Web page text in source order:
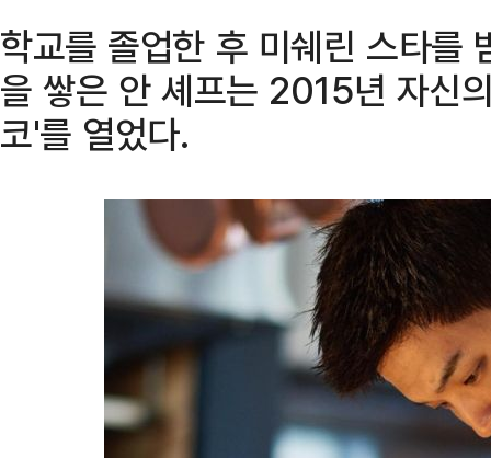
학교를 졸업한 후 미쉐린 스타를
을 쌓은 안 셰프는 2015년 자신
코'를 열었다.